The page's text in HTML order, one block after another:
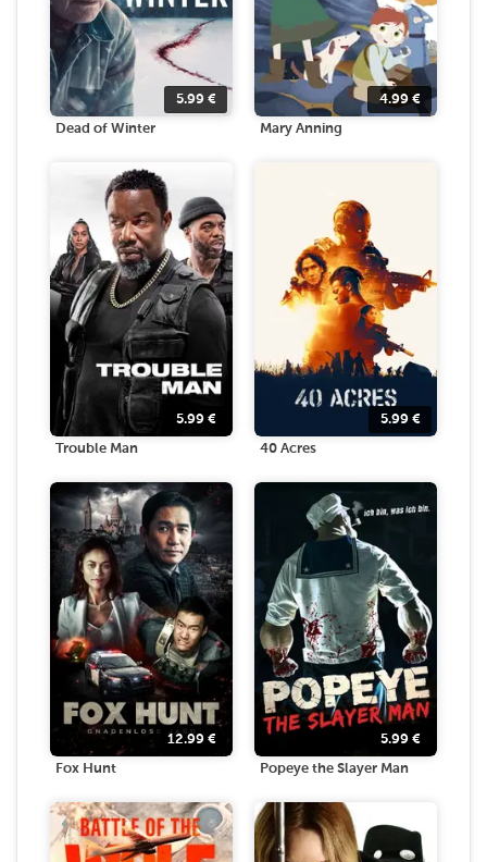
5.99 €
Dead of Winter
4.99 €
Mary Anning
5.99 €
Trouble Man
5.99 €
40 Acres
12.99 €
Fox Hunt
5.99 €
Popeye the Slayer Man